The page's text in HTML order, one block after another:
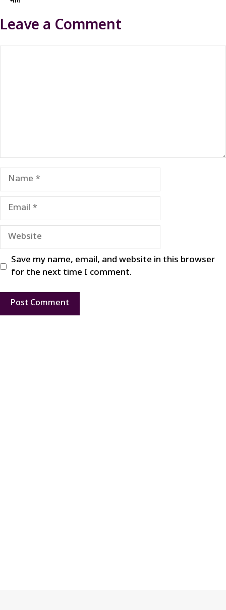
Leave a Comment
Name
Email
Website
Save my name, email, and website in this browser
for the next time I comment.